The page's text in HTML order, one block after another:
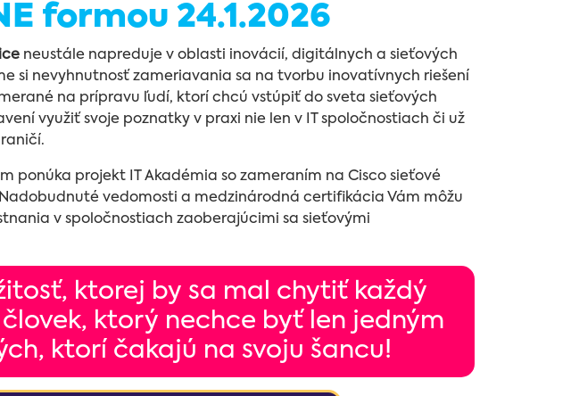
formou 24.1.2026
neustále napreduje v oblasti inovácií, digitálnych a sieťových
si nevyhnutnosť zameriavania sa na tvorbu inovatívnych riešení
na prípravu ľudí, ktorí chcú vstúpiť do sveta sieťových
využiť svoje poznatky v praxi nie len v IT spoločnostiach či už
ponúka projekt IT Akadémia so zameraním na Cisco sieťové
vedomosti a medzinárodná certifikácia Vám môžu
v spoločnostiach zaoberajúcimi sa sieťovými
ktorej by sa mal chytiť každý
ktorý nechce byť len jedným
ktorí čakajú na svoju šancu!